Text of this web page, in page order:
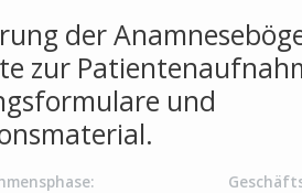
der
zur
und